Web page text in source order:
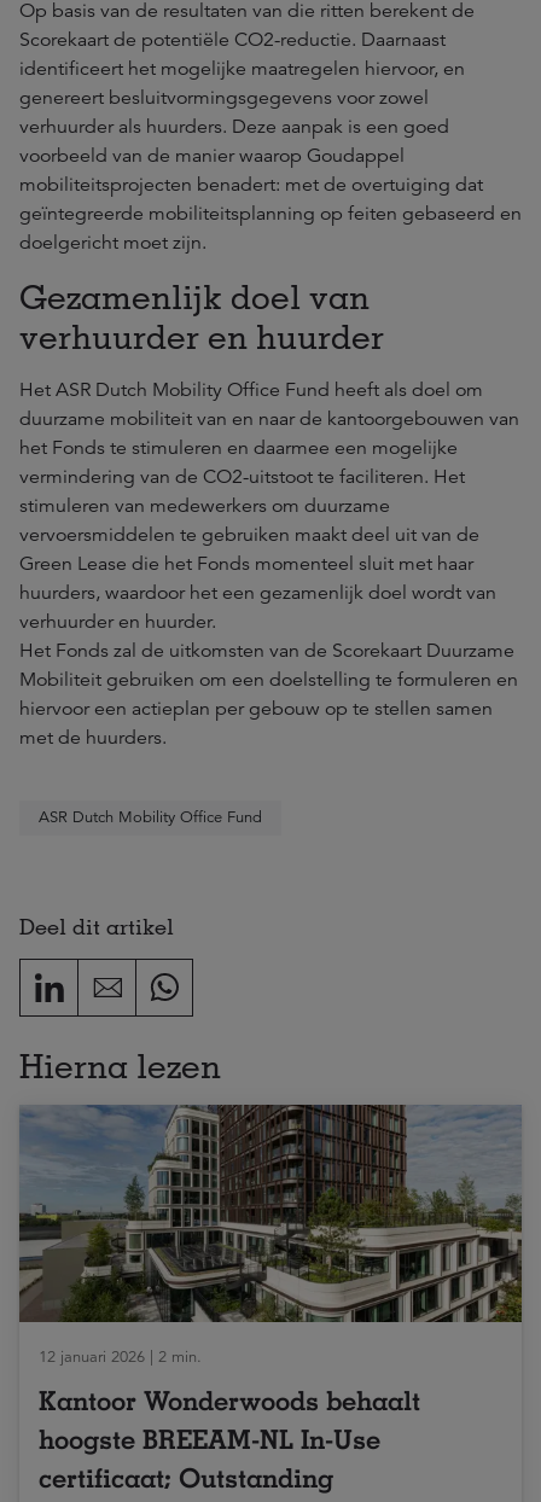
Op basis van de resultaten van die ritten berekent de
Scorekaart de potentiële CO2-reductie. Daarnaast
identificeert het mogelijke maatregelen hiervoor, en
genereert besluitvormingsgegevens voor zowel
verhuurder als huurders. Deze aanpak is een goed
voorbeeld van de manier waarop Goudappel
mobiliteitsprojecten benadert: met de overtuiging dat
geïntegreerde mobiliteitsplanning op feiten gebaseerd en
doelgericht moet zijn.
Gezamenlijk doel van
verhuurder en huurder
Het ASR Dutch Mobility Office Fund heeft als doel om
duurzame mobiliteit van en naar de kantoorgebouwen van
het Fonds te stimuleren en daarmee een mogelijke
vermindering van de CO2-uitstoot te faciliteren. Het
stimuleren van medewerkers om duurzame
vervoersmiddelen te gebruiken maakt deel uit van de
Green Lease die het Fonds momenteel sluit met haar
huurders, waardoor het een gezamenlijk doel wordt van
verhuurder en huurder.
Het Fonds zal de uitkomsten van de Scorekaart Duurzame
Mobiliteit gebruiken om een doelstelling te formuleren en
hiervoor een actieplan per gebouw op te stellen samen
met de huurders.
ASR Dutch Mobility Office Fund
Deel dit artikel
Hierna lezen
12 januari 2026 | 2 min.
Kantoor Wonderwoods behaalt
hoogste BREEAM-NL In-Use
certificaat; Outstanding